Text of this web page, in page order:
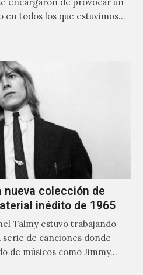
todos los que estuvimos
nueva colección de
inédito de 1965
Talmy estuvo trabajando
serie de canciones donde
de músicos como Jimmy…